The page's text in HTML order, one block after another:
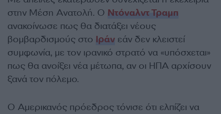
στην Μέση Ανατολή. Ο Ντόναλντ Τραμπ
ανακοίνωσε πως θα διατάξει νέους
βομβαρδισμούς στο Ιράν εάν δεν κλειστεί
συμφωνία, με τον ιρανικό στρατό να «υπόσχεται»
πως θα ανοίξει νέα μέτωπα, αν οι ΗΠΑ αρχίσουν
ξανά τον πόλεμο.
Ο Αμερικανός πρόεδρος τόνισε ότι ελπίζει να